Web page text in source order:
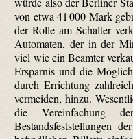
von etwa 41 000 Mark
der Rolle am Schalter
Automaten, der in der
viel wie ein Beamter
Ersparnis und die
durch Errichtung
vermeiden, hinzu.
die Vereinfachung
Bestandsfeststellungen